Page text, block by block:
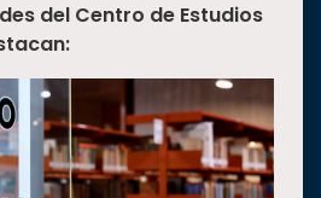
del Centro de Estudios